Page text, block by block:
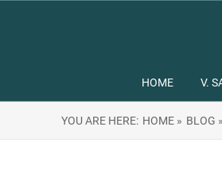
HOME V.
YOU ARE HERE: HOME » BLOG »